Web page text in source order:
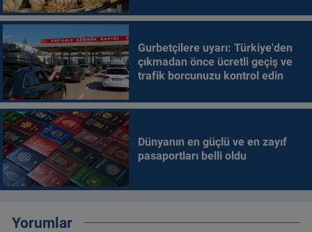
Gurbetçilere uyarı: Türkiye'den
çıkmadan önce ücretli geçiş ve
trafik borcunuzu kontrol edin
Dünyanın en güçlü ve en zayıf
pasaportları belli oldu
Yorumlar